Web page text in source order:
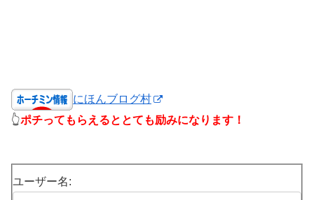
にほんブログ村
👆ポチってもらえるととても励みになります！
ユーザー名: